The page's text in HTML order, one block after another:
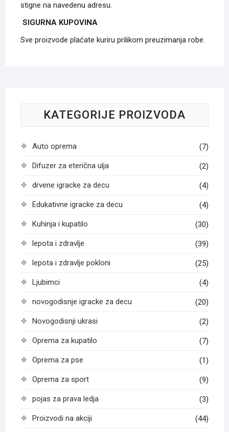
stigne na navedenu adresu.
SIGURNA KUPOVINA
Sve proizvode plaćate kuriru prilikom preuzimanja robe.
KATEGORIJE PROIZVODA
Auto oprema (7)
Difuzer za eterična ulja (2)
drvene igracke za decu (4)
Edukativne igracke za decu (4)
Kuhinja i kupatilo (30)
lepota i zdravlje (39)
lepota i zdravlje pokloni (25)
Ljubimci (4)
novogodisnje igracke za decu (20)
Novogodisnji ukrasi (2)
Oprema za kupatilo (7)
Oprema za pse (1)
Oprema za sport (9)
pojas za prava ledja (3)
Proizvodi na akciji (44)